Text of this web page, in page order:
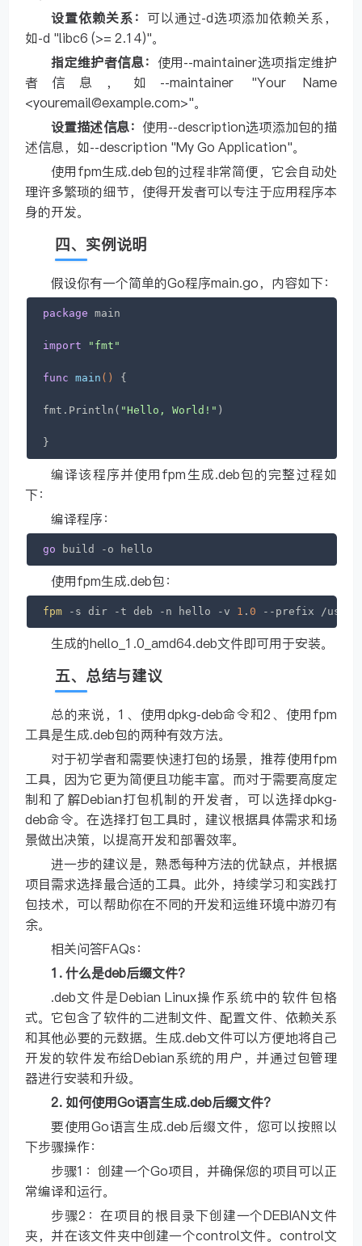
设置依赖关系： 可以通过-d选项添加依赖关系，
如-d "libc6 (>= 2.14)"。
指定维护者信息： 使用--maintainer选项指定维护
者信息，如--maintainer "Your Name
<youremail@example.com>"。
设置描述信息： 使用--description选项添加包的描
述信息，如--description "My Go Application"。
使用fpm生成.deb包的过程非常简便，它会自动处
理许多繁琐的细节，使得开发者可以专注于应用程序本
身的开发。
四、实例说明
假设你有一个简单的Go程序main.go，内容如下：
package main
import "fmt"
func main () {
fmt.Println( "Hello, World!" )
}
编译该程序并使用fpm生成.deb包的完整过程如
下：
编译程序：
go build -o hello
使用fpm生成.deb包：
fpm -s dir -t deb -n hello -v 1 . 0 --prefix /usr/
生成的hello_1.0_amd64.deb文件即可用于安装。
五、总结与建议
总的来说，1、使用dpkg-deb命令和2、使用fpm
工具是生成.deb包的两种有效方法。
对于初学者和需要快速打包的场景，推荐使用fpm
工具，因为它更为简便且功能丰富。而对于需要高度定
制和了解Debian打包机制的开发者，可以选择dpkg-
deb命令。在选择打包工具时，建议根据具体需求和场
景做出决策，以提高开发和部署效率。
进一步的建议是，熟悉每种方法的优缺点，并根据
项目需求选择最合适的工具。此外，持续学习和实践打
包技术，可以帮助你在不同的开发和运维环境中游刃有
余。
相关问答FAQs：
1. 什么是deb后缀文件？
.deb文件是Debian Linux操作系统中的软件包格
式。它包含了软件的二进制文件、配置文件、依赖关系
和其他必要的元数据。生成.deb文件可以方便地将自己
开发的软件发布给Debian系统的用户，并通过包管理
器进行安装和升级。
2. 如何使用Go语言生成.deb后缀文件？
要使用Go语言生成.deb后缀文件，您可以按照以
下步骤操作：
步骤1：创建一个Go项目，并确保您的项目可以正
常编译和运行。
步骤2：在项目的根目录下创建一个DEBIAN文件
夹，并在该文件夹中创建一个control文件。control文